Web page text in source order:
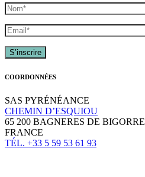
COORDONNÉES
SAS PYRÉNÉANCE
CHEMIN D’ESQUIOU
65 200 BAGNERES DE BIGORRE
FRANCE
TÉL. +33 5 59 53 61 93